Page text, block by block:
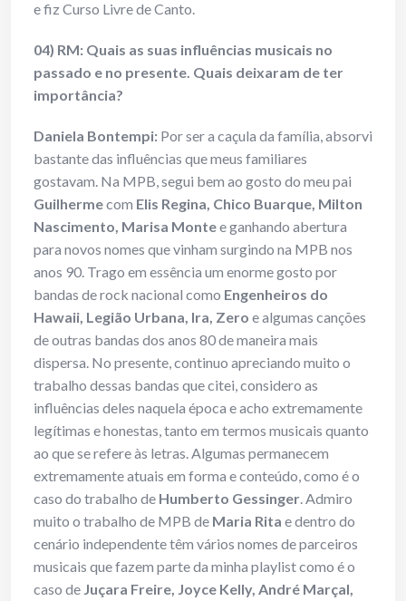
e fiz Curso Livre de Canto.
04) RM: Quais as suas influências musicais no
passado e no presente. Quais deixaram de ter
importância?
Daniela Bontempi: Por ser a caçula da família, absorvi
bastante das influências que meus familiares
gostavam. Na MPB, segui bem ao gosto do meu pai
Guilhermecom Elis Regina, Chico Buarque, Milton
Nascimento, Marisa Montee ganhando abertura
para novos nomes que vinham surgindo na MPB nos
anos 90. Trago em essência um enorme gosto por
bandas de rock nacional como Engenheiros do
Hawaii, Legião Urbana, Ira, Zero e algumas canções
de outras bandas dos anos 80 de maneira mais
dispersa. No presente, continuo apreciando muito o
trabalho dessas bandas que citei, considero as
influências deles naquela época e acho extremamente
legítimas e honestas, tanto em termos musicais quanto
ao que se refere às letras. Algumas permanecem
extremamente atuais em forma e conteúdo, como é o
caso do trabalho de Humberto Gessinger. Admiro
muito o trabalho de MPB de Maria Rita e dentro do
cenário independente têm vários nomes de parceiros
musicais que fazem parte da minha playlist como é o
caso de Juçara Freire, Joyce Kelly, André Marçal,